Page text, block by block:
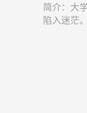
简介： 大
陷入迷茫